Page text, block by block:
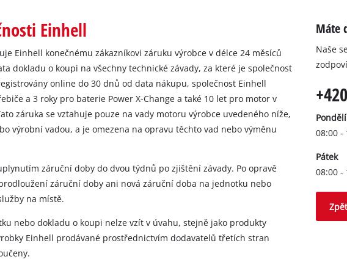
Einhell
Einhell konečnému zákazníkovi záruku výrobce v délce 24 měsíců
dokladu o koupi na všechny technické závady, za které je společnost
online do 30 dnů od data nákupu, společnost Einhell
a 3 roky pro baterie Power X-Change a také 10 let pro motor v
záruka se vztahuje pouze na vady motoru výrobce uvedeného níže,
výrobní vadou, a je omezena na opravu těchto vad nebo výměnu
záruční doby do dvou týdnů po zjištění závady. Po opravě
záruční doby ani nová záruční doba na jednotku nebo
na místě.
nebo dokladu o koupi nelze vzít v úvahu, stejně jako produkty
Einhell prodávané prostřednictvím dodavatelů třetích stran
Máte
Naše
08:00 -
Pátek
08:00 -